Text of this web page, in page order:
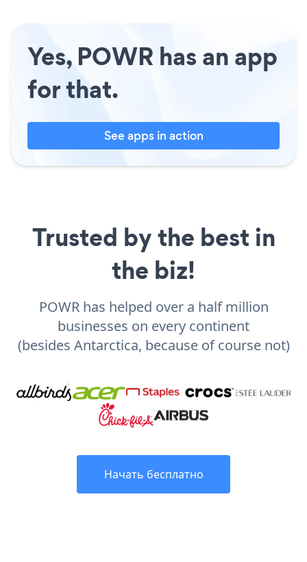
Yes, POWR has an app
for that.
See apps in action
Trusted by the best in
the biz!
POWR has helped over a half million
businesses on every continent
(besides Antarctica, because of course not)
Начать бесплатно